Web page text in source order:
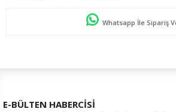
Whatsapp İle Sipariş
E-BÜLTEN HABERCİSİ